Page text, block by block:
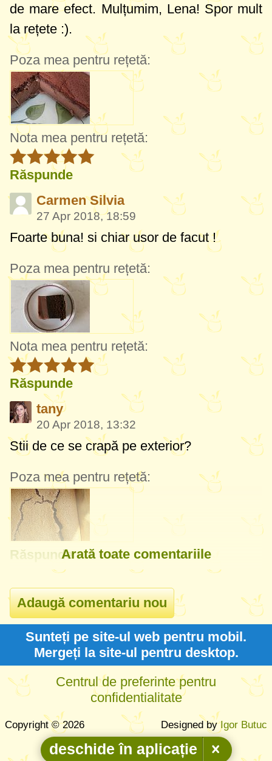
de mare efect. Mulțumim, Lena! Spor mult
la rețete :).
Poza mea pentru rețetă:
Nota mea pentru rețetă:
Răspunde
Carmen Silvia
27 Apr 2018, 18:59
Foarte buna! si chiar usor de facut !
Poza mea pentru rețetă:
Nota mea pentru rețetă:
Răspunde
tany
20 Apr 2018, 13:32
Stii de ce se crapă pe exterior?
Poza mea pentru rețetă:
RăspundeArată toate comentariile
Sunteți pe site-ul web pentru mobil.
Mergeți la site-ul pentru desktop.
Centrul de preferinte pentru
confidentialitate
Copyright © 2026 Designed byIgor Butuc
deschide în aplicație